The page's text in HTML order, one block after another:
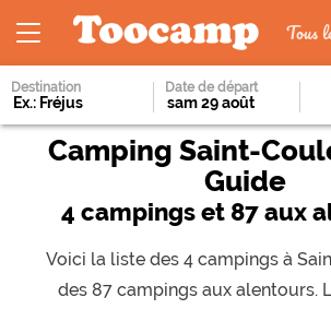
Tous
Destination Date de départ
Camping Saint-
Guide
4 campings et 87 aux
Voici la liste des 4 campings à
des 87 campings aux alentours.